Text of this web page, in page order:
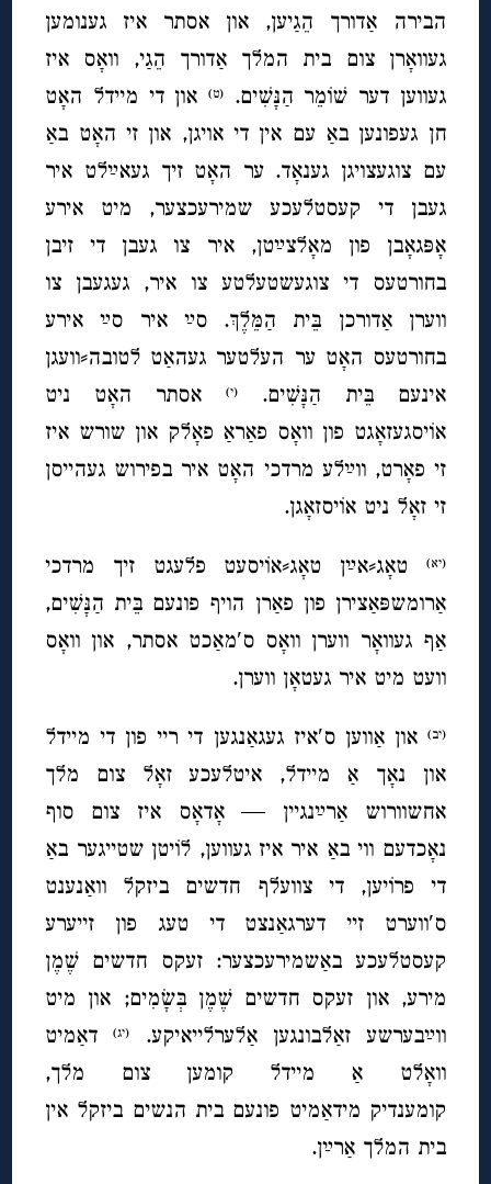
הבירה אַדורך הֵגַיען, און אסתר איז גענומען
געוואָרן צום בית המלך אַדורך הֵגַי, וואָס איז
געווען דער שׁוֹמֵר הַנָּשִׁים.
(ט)
און די מיידל האָט
חן געפונען באַ עם אין די אויגן, און זי האָט באַ
עם צוגעצויגן גענאָד. ער האָט זיך געאײַלט איר
געבן די קעסטלעכע שמירעכצער, מיט אירע
אָפּגאָבן פון מאָלצײַטן, איר צו געבן די זיבן
בחורטעס די צוגעשטעלטע צו איר, געגעבן צו
ווערן אַדורכן בֵּית הַמֵּלֶךְ. סײַ איר סײַ אירע
בחורטעס האָט ער העלטער געהאַט לטובה⸗וועגן
אינעם בֵּית הַנָּשִׁים.
(י)
אסתר האָט ניט
אוֹיסגעזאָגט פון וואָס פאַראַ פאָלק און שורש איז
זי פאָרט, ווײַלע מרדכי האָט איר בפירוש געהייסן
זי זאָל ניט אוֹיסזאָגן.
(יא)
טאָג⸗אײַן טאָג⸗אוֹיסעט פלעגט זיך מרדכי
אַרומשפּאַצירן פון פאַרן הויף פונעם בֵּית הַנָּשִׁים,
אַף געוואָר ווערן וואָס ס′מאַכט אסתר, און וואָס
וועט מיט איר געטאָן ווערן.
(יב) און אַווען ס′איז געגאַנגען די ריי פון די מיידל
און נאָך אַ מיידל, איטלעכע זאָל צום מלך
אחשוורוש אַרײַנגיין — אָדאָס איז צום סוף
נאָכדעם ווי באַ איר איז געווען, לוֹיטן שטייגער באַ
די פרוֹיען, די צוועלף חדשים ביזקל וואַנענט
ס′ווערט זיי דערגאַנצט די טעג פון זייערע
קעסטלעכע באַשמירעכצער: זעקס חדשים שֶֽׁמֶן
מירע, און זעקס חדשים שֶֽׁמֶן בְּשָׂמִים; און מיט
ווײַבערשע זאַלבונגען אַלערלייאיקע.
(יג)דאַמיט
וואָלט אַ מיידל קומען צום מלך,
קומענדיק מידאַמיט פונעם בית הנשים ביזקל אין
בית המלך אַרײַן.